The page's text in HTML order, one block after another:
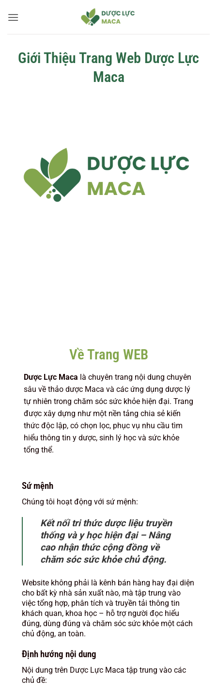
qua
Giới Thiệu Trang Web Dược Lực
Maca
Về Trang WEB
Dược Lực Maca là chuyên trang nội dung chuyên
sâu về thảo dược Maca và các ứng dụng dược lý
tự nhiên trong chăm sóc sức khỏe hiện đại. Trang
được xây dựng như một nền tảng chia sẻ kiến
thức độc lập, có chọn lọc, phục vụ nhu cầu tìm
hiểu thông tin y dược, sinh lý học và sức khỏe
tổng thể.
Sứ mệnh
Chúng tôi hoạt động với sứ mệnh:
Kết nối tri thức dược liệu truyền
thống và y học hiện đại – Nâng
cao nhận thức cộng đồng về
chăm sóc sức khỏe chủ động.
Website không phải là kênh bán hàng hay đại diện
cho bất kỳ nhà sản xuất nào, mà tập trung vào
việc tổng hợp, phân tích và truyền tải thông tin
khách quan, khoa học – hỗ trợ người đọc hiểu
đúng, dùng đúng và chăm sóc sức khỏe một cách
chủ động, an toàn.
Định hướng nội dung
Nội dung trên Dược Lực Maca tập trung vào các
chủ đề: